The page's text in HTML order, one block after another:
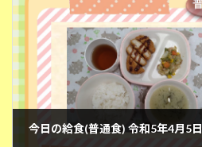
今日の給食(普通食) 令和5年4月5日